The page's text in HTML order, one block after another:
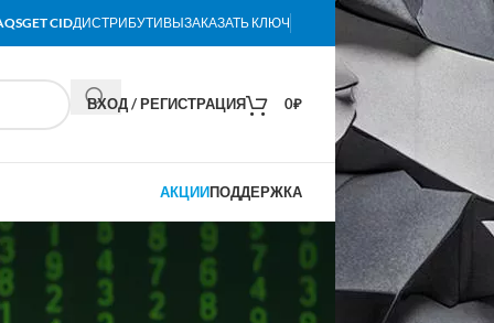
GET CIDДИСТРИБУТИВЫЗАКАЗАТЬ КЛЮЧ
ВХОД / РЕГИСТРАЦИЯ 0₽
АКЦИИПОДДЕРЖКА